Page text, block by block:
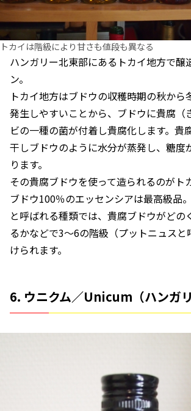
トカイは階級により甘さも値段も異なる
ハンガリー北東部にあるトカイ地方で醸
ン。
トカイ地方はブドウの収穫時期の秋から
発生しやすいことから、ブドウに貴腐（
ビの一種の菌が付着し貴腐化します。貴
干しブドウのように水分が蒸発し、糖度
ります。
その貴腐ブドウを使って造られるのがト
ブドウ100％のエッセンシアは最高級品
と呼ばれる種類では、貴腐ブドウがどの
るかなどで3〜6の階級（プットニュス
けられます。
6. ウニクム／Unicum（ハンガリ